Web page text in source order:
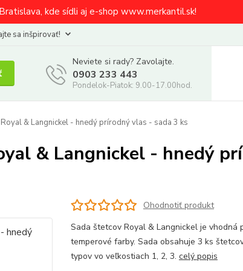
kde sídli aj e-shop www.merkantil.sk!
sa inšpirovať!
Neviete si rady? Zavolajte.
0903 233 443
Pondelok-Piatok: 9.00-17.00hod.
& Langnickel - hnedý prírodný vlas - sada 3 ks
& Langnickel - hnedý
Ohodnotiť produkt
Sada štetcov Royal & Langnickel je vhodná
temperové farby. Sada obsahuje 3 ks
typov vo veľkostiach 1, 2, 3. celý popis